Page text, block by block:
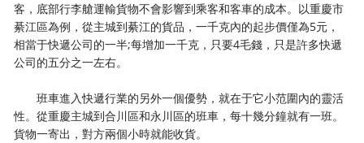
客，底部行李艙運輸貨物不會影響到乘客和客車的成本。以重慶市
綦江區為例，從主城到綦江的貨品，一千克內的起步價僅為5元，
相當于快遞公司的一半;每增加一千克，只要4毛錢，只是許多快遞
公司的五分之一左右。
班車進入快遞行業的另外一個優勢，就在于它小范圍內的靈活
性。從重慶主城到合川區和永川區的班車，每十幾分鐘就有一班。
貨物一寄出，對方兩個小時就能收貨。